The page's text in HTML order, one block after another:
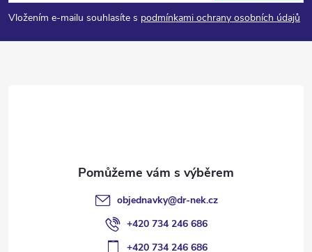
pVložením e-mailu souhlasíte s podmínkami ochrany osobních údajů
objednavky@dr-nek.cz
+420 734 246 686
+420 734 246 686